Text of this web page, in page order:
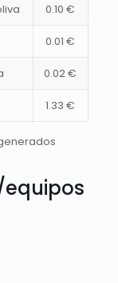
0.10 €
0.01 €
0.02 €
1.33 €